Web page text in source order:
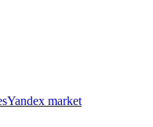
Yandex market